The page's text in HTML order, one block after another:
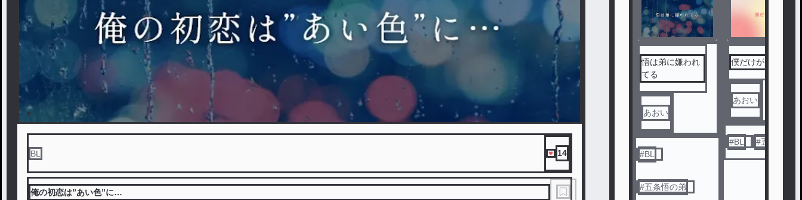
BL 14
俺の初恋は”あい色”に…
悟は弟に嫌われ
てる
あおい
#BL
#五条悟の弟
僕だけが…
あおい
#BL #五条受け